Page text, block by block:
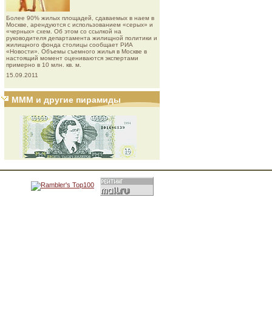
Более 90% жилых площадей, сдаваемых в наем в
Москве, арендуются с использованием «серых» и
«черных» схем. Об этом со ссылкой на
руководителя департамента жилищной политики и
жилищного фонда столицы сообщает РИА
«Новости». Объемы съемного жилья в Москве в
настоящий момент оцениваются экспертами
примерно в 10 млн. кв. м.
15.09.2011
МММ и другие пирамиды